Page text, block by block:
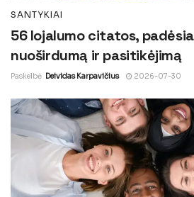
SANTYKIAI
56 lojalumo citatos,
nuoširdumą ir pasitikėjimą
Paskelbė Deividas Karpavičius 2026-07-30